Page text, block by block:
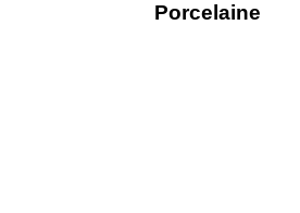
Porcelaine